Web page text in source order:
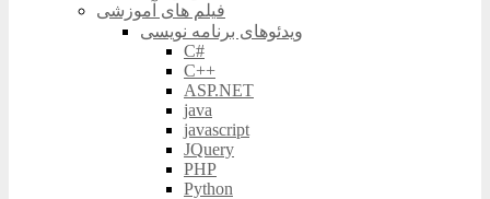
فیلم های آموزشی
ویدئوهای برنامه نویسی
C#
C++
ASP.NET
java
javascript
JQuery
PHP
Python